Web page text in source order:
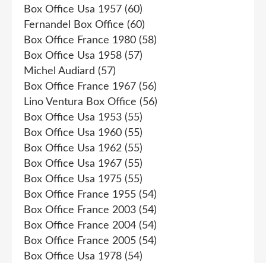
Box Office Usa 1957 (60)
Fernandel Box Office (60)
Box Office France 1980 (58)
Box Office Usa 1958 (57)
Michel Audiard (57)
Box Office France 1967 (56)
Lino Ventura Box Office (56)
Box Office Usa 1953 (55)
Box Office Usa 1960 (55)
Box Office Usa 1962 (55)
Box Office Usa 1967 (55)
Box Office Usa 1975 (55)
Box Office France 1955 (54)
Box Office France 2003 (54)
Box Office France 2004 (54)
Box Office France 2005 (54)
Box Office Usa 1978 (54)